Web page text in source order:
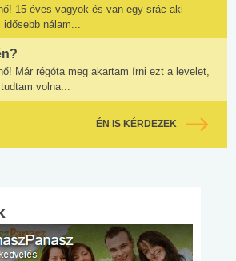
15 éves vagyok és van egy srác aki
nálam...
Már régóta meg akartam írni ezt a levelet,
volna...
ÉN IS KÉRDEZEK